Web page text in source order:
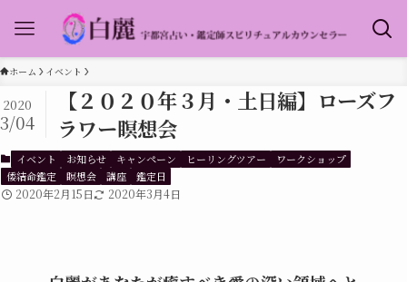
ホーム イベント
【２０２０年３月・土日編】ローズフ
ラワー瞑想会
2020
3/04
イベント お知らせ キャンペーン ヒーリングツアー
ワークショップ
倭結命鑑定
瞑想会 講座 鑑定日
2020年2月15日 2020年3月4日